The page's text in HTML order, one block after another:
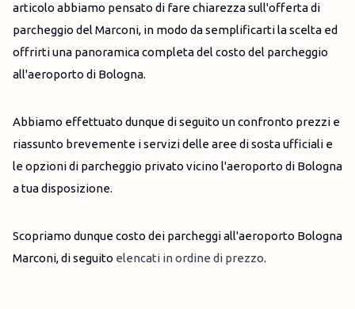
articolo abbiamo pensato di fare chiarezza sull'offerta di
parcheggio del Marconi, in modo da semplificarti la scelta ed
offrirti una panoramica completa del costo del parcheggio
all'aeroporto di Bologna.
Abbiamo effettuato dunque di seguito un confronto prezzi e
riassunto brevemente i servizi delle aree di sosta ufficiali e
le opzioni di parcheggio privato vicino l'aeroporto di Bologna
a tua disposizione.
Scopriamo dunque costo dei parcheggi all'aeroporto Bologna
Marconi, di seguito elencati in ordine di prezzo.